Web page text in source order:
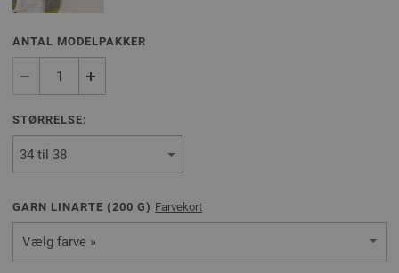
ANTAL MODELPAKKER
STØRRELSE:
GARN LINARTE (200 G) Farvekort
Vælg farve »